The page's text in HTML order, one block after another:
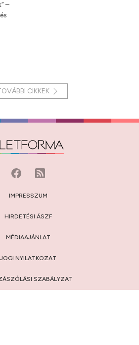
–
CIKKEK
IMPRESSZUM
HIRDETÉSI ÁSZF
MÉDIAAJÁNLAT
JOGI NYILATKOZAT
SZABÁLYZAT